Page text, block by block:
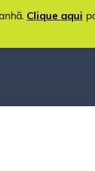
Clique aqui